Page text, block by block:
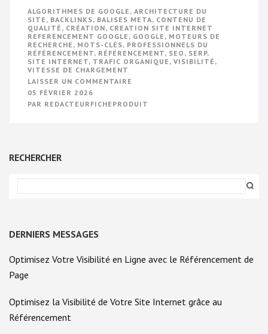
ALGORITHMES DE GOOGLE , ARCHITECTURE DU
SITE , BACKLINKS, BALISES META, CONTENU DE
QUALITÉ , CRÉATION, CREATION SITE INTERNET
REFERENCEMENT GOOGLE , GOOGLE , MOTEURS DE
RECHERCHE , MOTS-CLÉS, PROFESSIONNELS DU
RÉFÉRENCEMENT, RÉFÉRENCEMENT, SEO , SERP,
SITE INTERNET, TRAFIC ORGANIQUE , VISIBILITÉ ,
VITESSE DE CHARGEMENT
LAISSER UN COMMENTAIRE
SITE
05 FÉVRIER 2026
PAR REDACTEURFICHEPRODUIT
RECHERCHER
DERNIERS MESSAGES
Optimisez Votre Visibilité en Ligne avec le Référencement de
Page
Optimisez la Visibilité de Votre Site Internet grâce au
Référencement